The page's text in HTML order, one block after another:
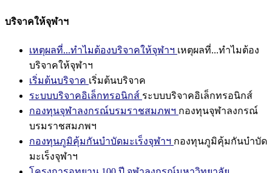
บริจาคให้จุฬาฯ
เหตุผลที่...ทำไมต้องบริจาคให้จุฬาฯ เหตุผลที่...ทำไมต้อง
บริจาคให้จุฬาฯ
เริ่มต้นบริจาค เริ่มต้นบริจาค
ระบบบริจาคอิเล็กทรอนิกส์ ระบบบริจาคอิเล็กทรอนิกส์
กองทุนจุฬาลงกรณ์บรมราชสมภพฯ กองทุนจุฬาลงกรณ์
บรมราชสมภพฯ
กองทุนภูมิคุ้มกันบำบัดมะเร็งจุฬาฯ กองทุนภูมิคุ้มกันบำบัด
มะเร็งจุฬาฯ